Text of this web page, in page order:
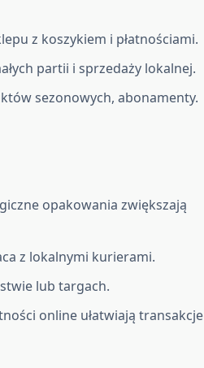
z koszykiem i płatnościami.
partii i sprzedaży lokalnej.
sezonowych, abonamenty.
opakowania zwiększają
z lokalnymi kurierami.
lub targach.
online ułatwiają transakcje